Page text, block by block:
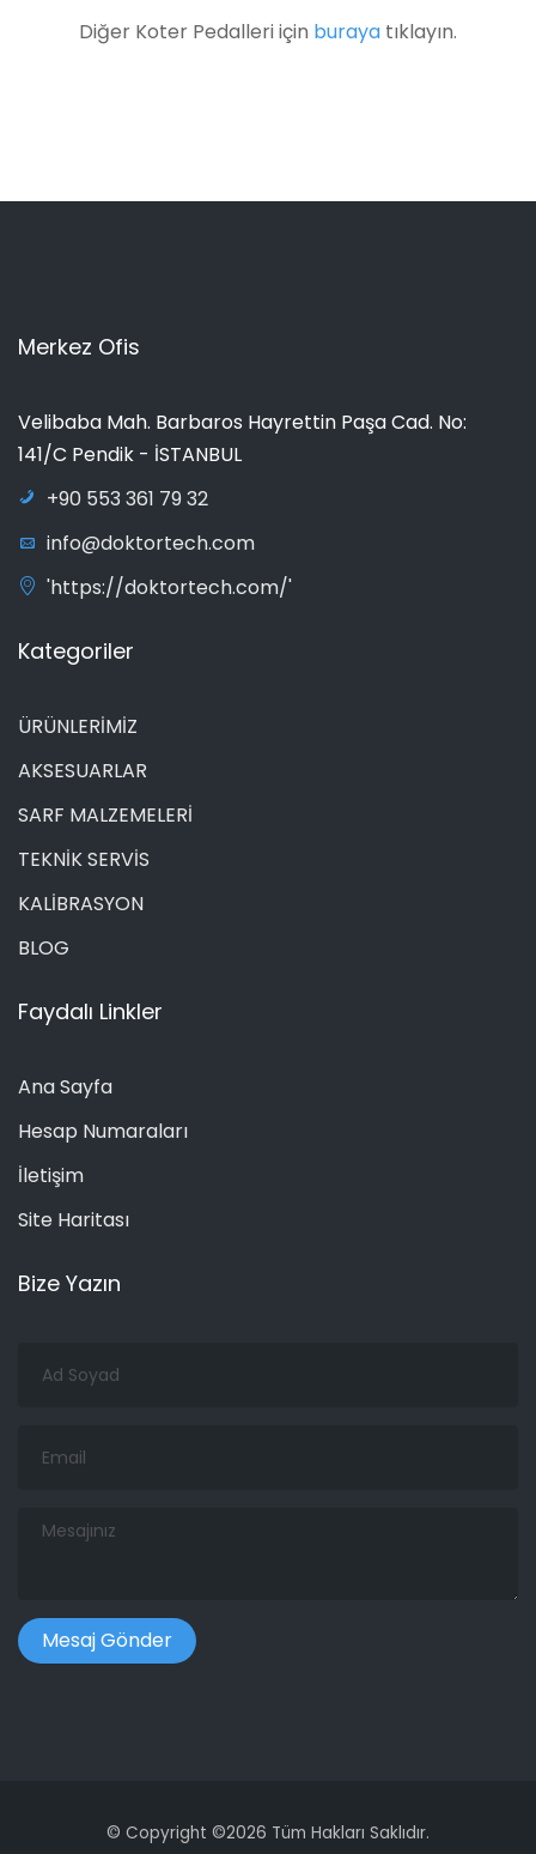
Diğer Koter Pedalleri için buraya tıklayın.
Merkez Ofis
Velibaba Mah. Barbaros Hayrettin Paşa Cad. No:
141/C Pendik - İSTANBUL
+90 553 361 79 32
info@doktortech.com
'https://doktortech.com/'
Kategoriler
ÜRÜNLERİMİZ
AKSESUARLAR
SARF MALZEMELERİ
TEKNİK SERVİS
KALİBRASYON
BLOG
Faydalı Linkler
Ana Sayfa
Hesap Numaraları
İletişim
Site Haritası
Bize Yazın
Soyad
Mesajınız
© Copyright ©2026 Tüm Hakları Saklıdır.